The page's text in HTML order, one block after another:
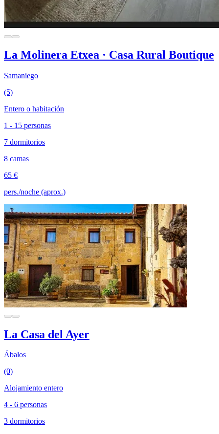
La Molinera Etxea · Casa Rural Boutique
Samaniego
(5)
Entero o habitación
1 - 15 personas
7 dormitorios
8 camas
65 €
pers./noche (aprox.)
La Casa del Ayer
Ábalos
(0)
Alojamiento entero
4 - 6 personas
3 dormitorios